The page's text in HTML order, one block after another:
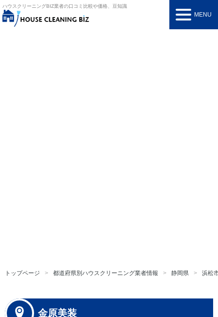
ハウスクリーニングBIZ業者の口コミ比較や価格、豆知識
MENU
トップページ 都道府県別ハウスクリーニング業者情報 静岡県 浜松
金原美装